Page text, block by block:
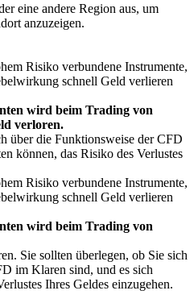
eine andere Region aus, um
anzuzeigen.
Risiko verbundene Instrumente,
schnell Geld verlieren
wird beim Trading von
verloren.
über die Funktionsweise der CFD
können, das Risiko des Verlustes
Risiko verbundene Instrumente,
schnell Geld verlieren
wird beim Trading von
Sie sollten überlegen, ob Sie sich
im Klaren sind, und es sich
Ihres Geldes einzugehen.